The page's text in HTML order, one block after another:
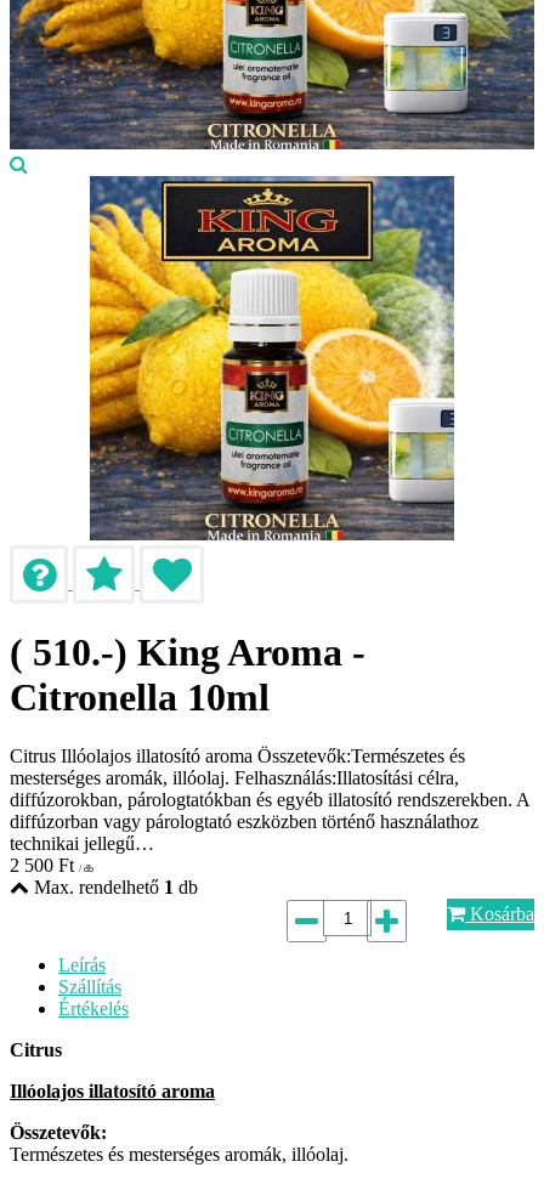
( 510.-) King Aroma -
Citronella 10ml
Citrus Illóolajos illatosító aroma Összetevők:Természetes és
mesterséges aromák, illóolaj. Felhasználás:Illatosítási célra,
diffúzorokban, párologtatókban és egyéb illatosító rendszerekben. A
diffúzorban vagy párologtató eszközben történő használathoz
technikai jellegű…
2 500 Ft / db
Max. rendelhető 1 db
Kosárba
Leírás
Szállítás
Értékelés
Citrus
Illóolajos illatosító aroma
Összetevők:
Természetes és mesterséges aromák, illóolaj.